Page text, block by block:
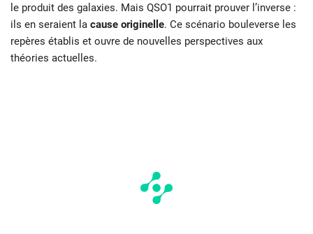
le produit des galaxies. Mais QSO1 pourrait prouver l’inverse :
ils en seraient la cause originelle. Ce scénario bouleverse les
repères établis et ouvre de nouvelles perspectives aux
théories actuelles.